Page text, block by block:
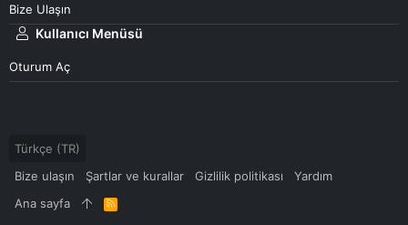
Bize Ulaşın
Kullanıcı Menüsü
Oturum Aç
Türkçe (TR)
Bize ulaşın
Şartlar ve kurallar Gizlilik politikası
Yardım
Ana sayfa
R
S